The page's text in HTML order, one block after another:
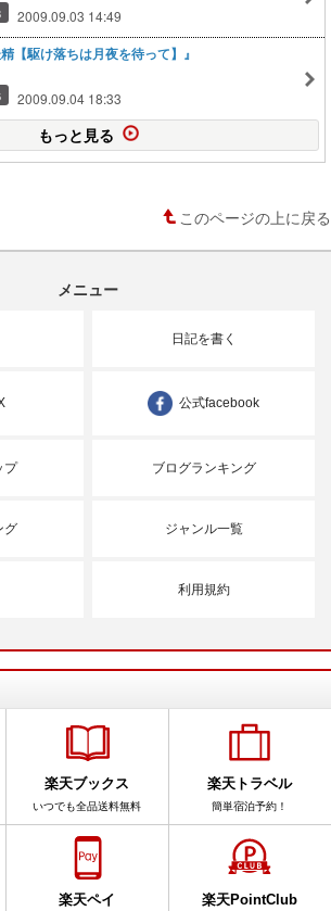
2009.09.03 14:49
精【駆け落ちは月夜を待って】』
2009.09.04 18:33
もっと見る
このページの上に戻る
メニュー
日記を書く
公式facebook
プ ブログランキング
グ ジャンル一覧
利用規約
楽天ブックス
いつでも全品送料無料
楽天トラベル
簡単宿泊予約！
楽天ペイ 楽天PointClub